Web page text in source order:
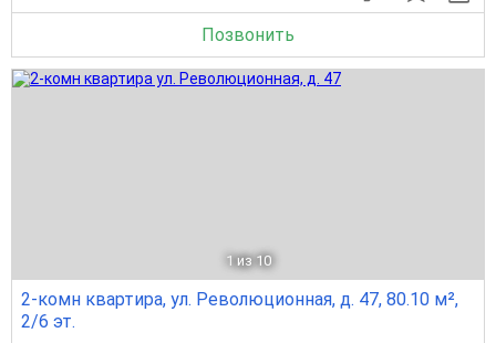
Позвонить
1 из 10
2-комн квартира, ул. Революционная, д. 47, 80.10 м²,
2/6 эт.